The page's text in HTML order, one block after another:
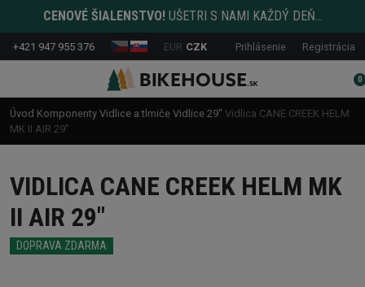
CENOVÉ ŠIALENSTVO! UŠETRI S NAMI KAŽDÝ DEŇ...
+421 947 955 376 EUR CZK Prihlásenie Registrácia
0
Úvod Komponenty Vidlice a tlmiče Vidlice 29" Vidlica CANE CREEK HELM
MK II AIR 29"
VIDLICA CANE CREEK HELM MK
II AIR 29"
DOPRAVA ZDARMA